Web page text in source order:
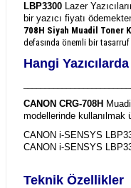
LBP3300 Lazer
bir yazıcı fiyatı
708H Siyah Muadil Toner
defasında önemli bir tasarruf
Hangi
CANON CRG-708H
modellerinde kullanılmak
CANON i-SENSYS
CANON i-SENSYS
Teknik Özellikler